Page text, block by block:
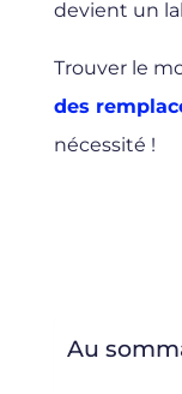
devient un
Trouver le
des
nécessité !
Au